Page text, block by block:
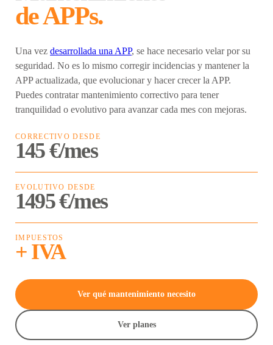
de APPs.
Una vez desarrollada una APP, se hace necesario velar por su
seguridad. No es lo mismo corregir incidencias y mantener la
APP actualizada, que evolucionar y hacer crecer la APP.
Puedes contratar mantenimiento correctivo para tener
tranquilidad o evolutivo para avanzar cada mes con mejoras.
CORRECTIVO DESDE
145 €/mes
EVOLUTIVO DESDE
1495 €/mes
IMPUESTOS
+ IVA
Ver qué mantenimiento necesito
Ver planes